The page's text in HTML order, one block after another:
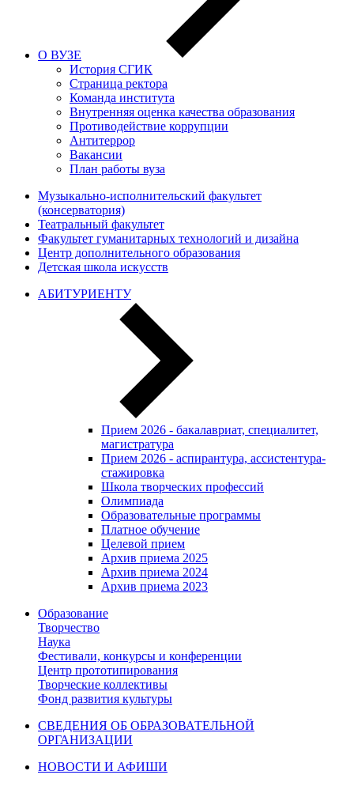
О ВУЗЕ
История СГИК
Страница ректора
Команда института
Внутренняя оценка качества образования
Противодействие коррупции
Антитеррор
Вакансии
План работы вуза
Музыкально-исполнительский факультет
(консерватория)
Театральный факультет
Факультет гуманитарных технологий и дизайна
Центр дополнительного образования
Детская школа искусств
АБИТУРИЕНТУ
Прием 2026 - бакалавриат, специалитет,
магистратура
Прием 2026 - аспирантура, ассистентура-
стажировка
Школа творческих профессий
Олимпиада
Образовательные программы
Платное обучение
Целевой прием
Архив приема 2025
Архив приема 2024
Архив приема 2023
Образование
Творчество
Наука
Фестивали, конкурсы и конференции
Центр прототипирования
Творческие коллективы
Фонд развития культуры
СВЕДЕНИЯ ОБ ОБРАЗОВАТЕЛЬНОЙ
ОРГАНИЗАЦИИ
НОВОСТИ И АФИШИ